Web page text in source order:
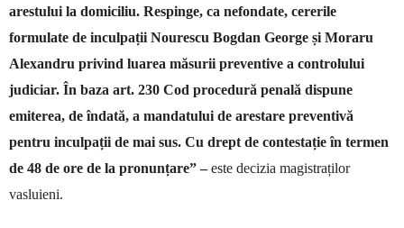
arestului la domiciliu. Respinge, ca nefondate, cererile
formulate de inculpații Nourescu Bogdan George și Moraru
Alexandru privind luarea măsurii preventive a controlului
judiciar. În baza art. 230 Cod procedură penală dispune
emiterea, de îndată, a mandatului de arestare preventivă
pentru inculpații de mai sus. Cu drept de contestație în termen
de 48 de ore de la pronunțare” –este decizia magistraților
vasluieni.